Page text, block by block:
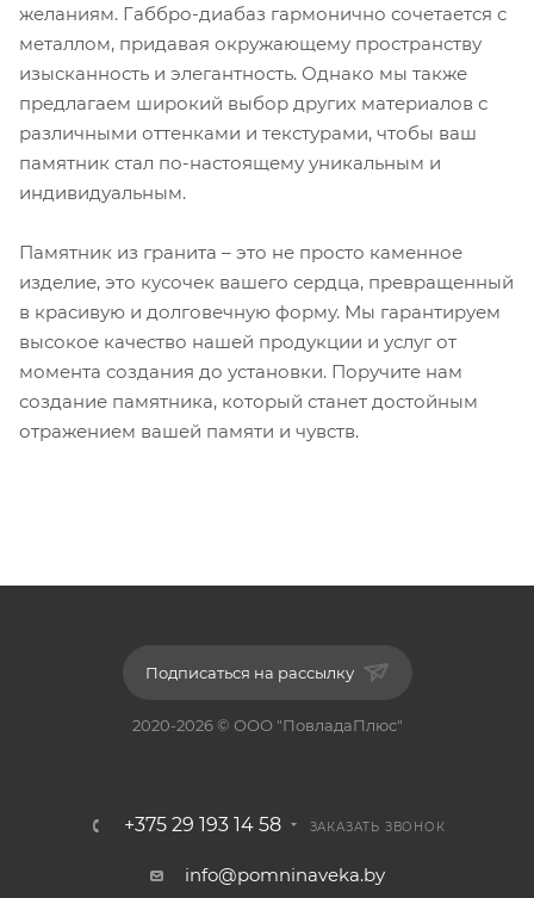
желаниям. Габбро-диабаз гармонично сочетается с
металлом, придавая окружающему пространству
изысканность и элегантность. Однако мы также
предлагаем широкий выбор других материалов с
различными оттенками и текстурами, чтобы ваш
памятник стал по-настоящему уникальным и
индивидуальным.
Памятник из гранита – это не просто каменное
изделие, это кусочек вашего сердца, превращенный
в красивую и долговечную форму. Мы гарантируем
высокое качество нашей продукции и услуг от
момента создания до установки. Поручите нам
создание памятника, который станет достойным
отражением вашей памяти и чувств.
Подписаться на рассылку
2020-2026 © ООО "ПовладаПлюс"
+375 29 193 14 58 ЗАКАЗАТЬ ЗВОНОК
info@pomninaveka.by